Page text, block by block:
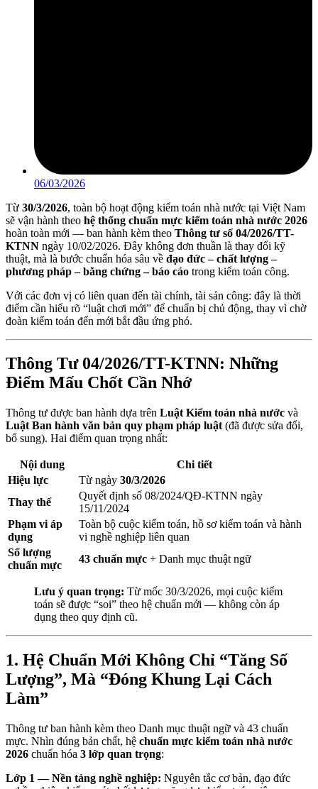
06/03/2026
Từ 30/3/2026, toàn bộ hoạt động kiểm toán nhà nước tại Việt Nam
sẽ vận hành theo hệ thống chuẩn mực kiểm toán nhà nước 2026
hoàn toàn mới — ban hành kèm theo Thông tư số 04/2026/TT-
KTNN ngày 10/02/2026. Đây không đơn thuần là thay đổi kỹ
thuật, mà là bước chuẩn hóa sâu về đạo đức – chất lượng –
phương pháp – bằng chứng – báo cáo trong kiểm toán công.
Với các đơn vị có liên quan đến tài chính, tài sản công: đây là thời
điểm cần hiểu rõ “luật chơi mới” để chuẩn bị chủ động, thay vì chờ
đoàn kiểm toán đến mới bắt đầu ứng phó.
Thông Tư 04/2026/TT-KTNN: Những
Điểm Mấu Chốt Cần Nhớ
Thông tư được ban hành dựa trên Luật Kiểm toán nhà nước và
Luật Ban hành văn bản quy phạm pháp luật (đã được sửa đổi,
bổ sung). Hai điểm quan trọng nhất:
Nội dung
Chi tiết
Hiệu lực
Từ ngày 30/3/2026
Thay thế
Quyết định số 08/2024/QĐ-KTNN ngày
15/11/2024
Phạm vi áp
dụng
Toàn bộ cuộc kiểm toán, hồ sơ kiểm toán và hành
vi nghề nghiệp liên quan
Số lượng
chuẩn mực
43 chuẩn mực + Danh mục thuật ngữ
Lưu ý quan trọng: Từ mốc 30/3/2026, mọi cuộc kiểm
toán sẽ được “soi” theo hệ chuẩn mới — không còn áp
dụng theo quy định cũ.
1. Hệ Chuẩn Mới Không Chỉ “Tăng Số
Lượng”, Mà “Đóng Khung Lại Cách
Làm”
Thông tư ban hành kèm theo Danh mục thuật ngữ và 43 chuẩn
mực. Nhìn đúng bản chất, hệ chuẩn mực kiểm toán nhà nước
2026 chuẩn hóa 3 lớp quan trọng:
Lớp 1 — Nền tảng nghề nghiệp: Nguyên tắc cơ bản, đạo đức